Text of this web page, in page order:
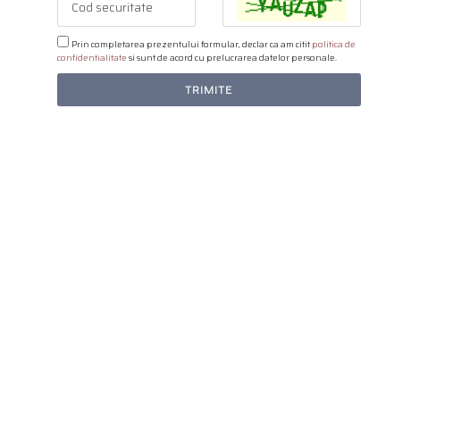
Prin completarea prezentului formular, declar ca am citit politica de
confidentialitate si sunt de acord cu prelucrarea datelor personale.
TRIMITE